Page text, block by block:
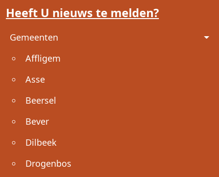
Heeft U nieuws te melden?
Voet
Gemeenten
Affligem
Asse
Beersel
Bever
Dilbeek
Drogenbos